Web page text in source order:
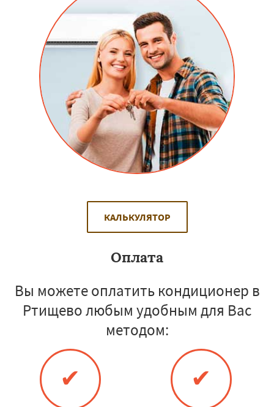
КАЛЬКУЛЯТОР
Оплата
Вы можете оплатить кондиционер в
Ртищево любым удобным для Вас
методом:
✔ ✔